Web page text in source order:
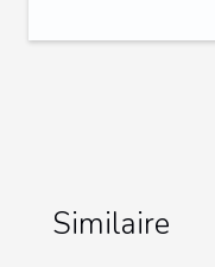
Similaire